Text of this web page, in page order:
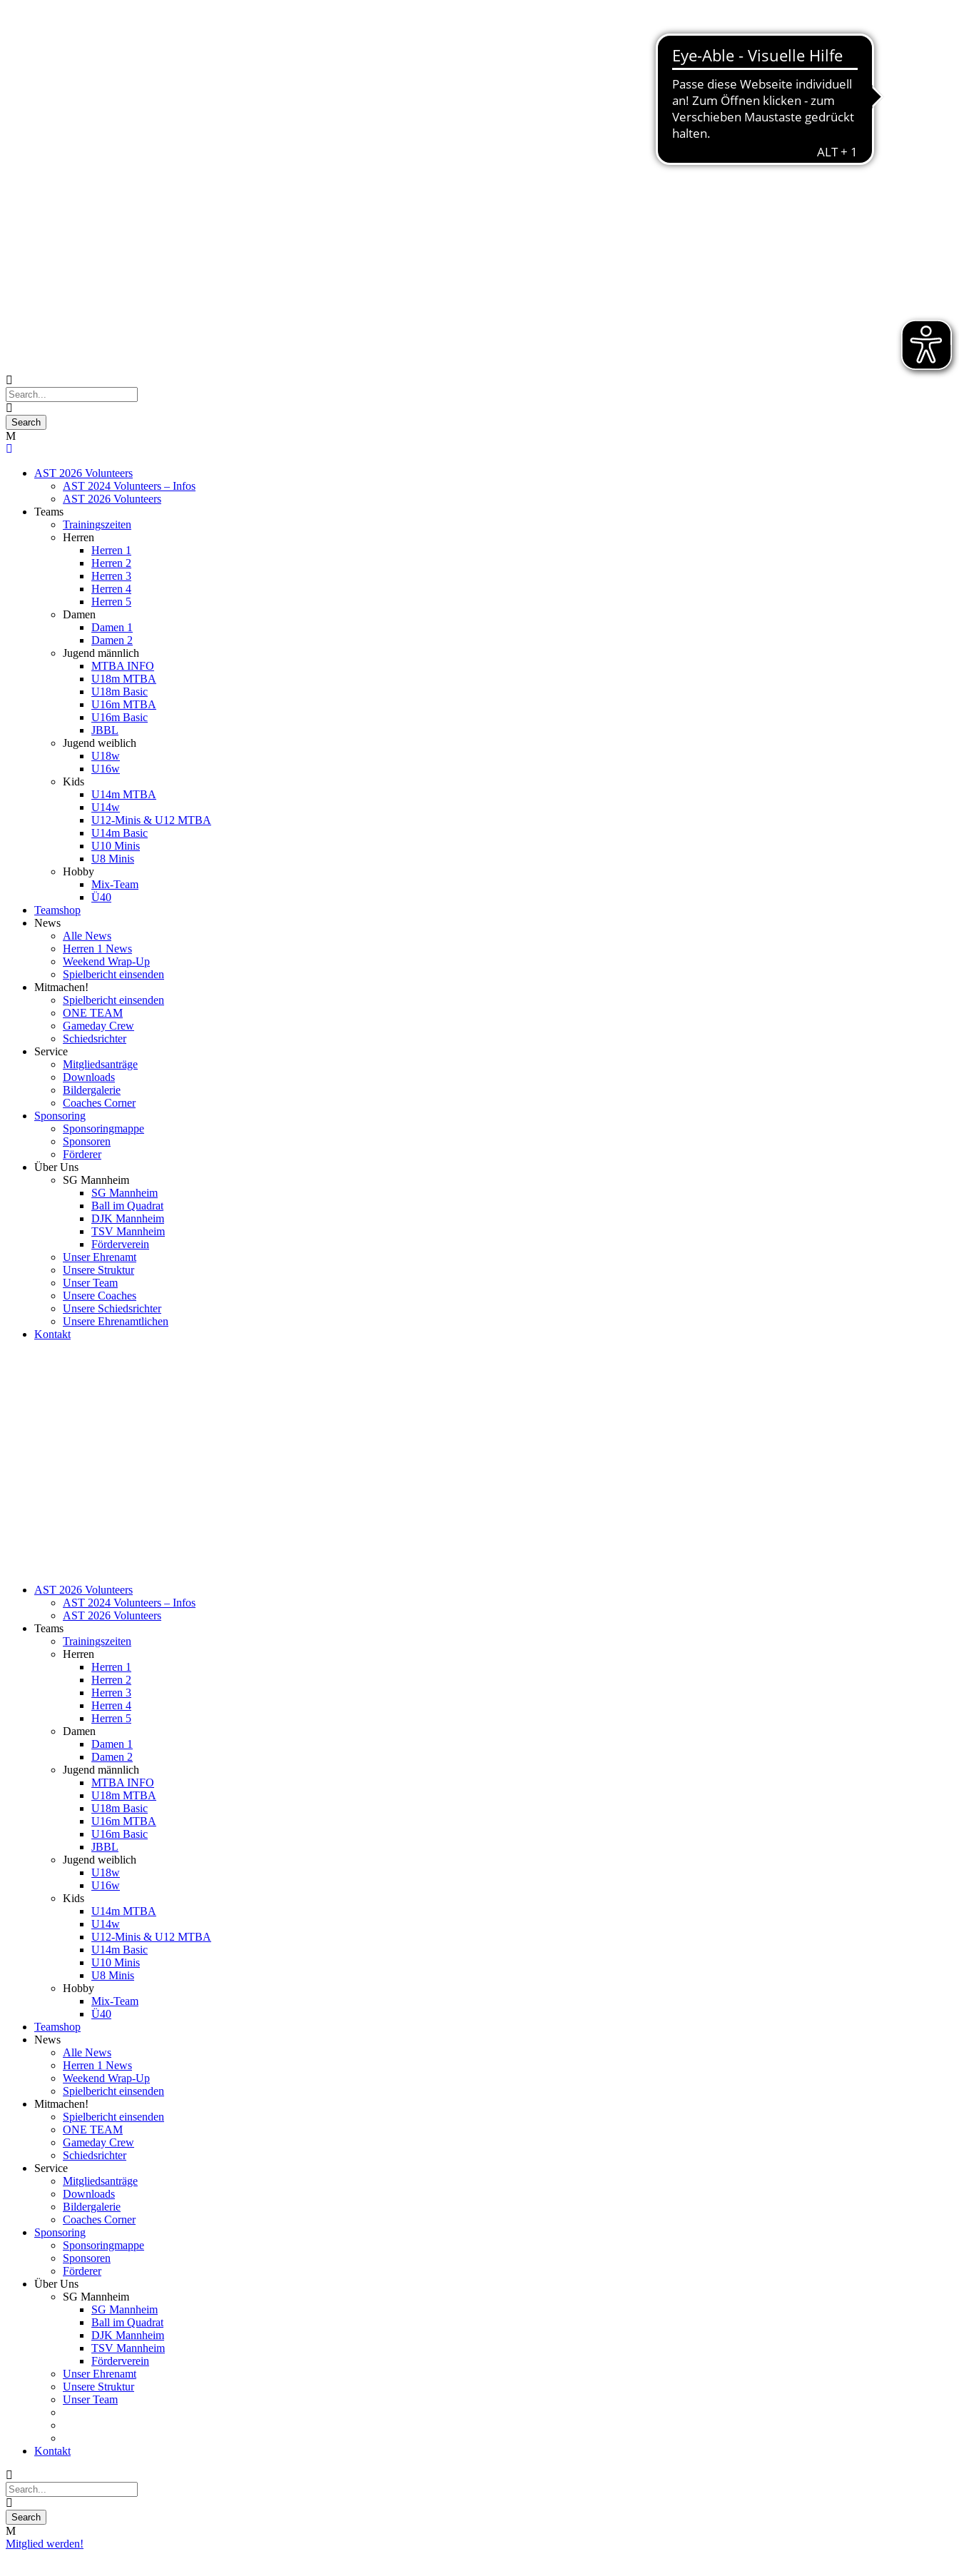
AST 2026 Volunteers
AST 2024 Volunteers – Infos
AST 2026 Volunteers
Teams
Trainingszeiten
Herren
Herren 1
Herren 2
Herren 3
Herren 4
Herren 5
Damen
Damen 1
Damen 2
Jugend männlich
MTBA INFO
U18m MTBA
U18m Basic
U16m MTBA
U16m Basic
JBBL
Jugend weiblich
U18w
U16w
Kids
U14m MTBA
U14w
U12-Minis & U12 MTBA
U14m Basic
U10 Minis
U8 Minis
Hobby
Mix-Team
Ü40
Teamshop
News
Alle News
Herren 1 News
Weekend Wrap-Up
Spielbericht einsenden
Mitmachen!
Spielbericht einsenden
ONE TEAM
Gameday Crew
Schiedsrichter
Service
Mitgliedsanträge
Downloads
Bildergalerie
Coaches Corner
Sponsoring
Sponsoringmappe
Sponsoren
Förderer
Über Uns
SG Mannheim
SG Mannheim
Ball im Quadrat
DJK Mannheim
TSV Mannheim
Förderverein
Unser Ehrenamt
Unsere Struktur
Unser Team
Unsere Coaches
Unsere Schiedsrichter
Unsere Ehrenamtlichen
Kontakt
AST 2026 Volunteers
AST 2024 Volunteers – Infos
AST 2026 Volunteers
Teams
Trainingszeiten
Herren
Herren 1
Herren 2
Herren 3
Herren 4
Herren 5
Damen
Damen 1
Damen 2
Jugend männlich
MTBA INFO
U18m MTBA
U18m Basic
U16m MTBA
U16m Basic
JBBL
Jugend weiblich
U18w
U16w
Kids
U14m MTBA
U14w
U12-Minis & U12 MTBA
U14m Basic
U10 Minis
U8 Minis
Hobby
Mix-Team
Ü40
Teamshop
News
Alle News
Herren 1 News
Weekend Wrap-Up
Spielbericht einsenden
Mitmachen!
Spielbericht einsenden
ONE TEAM
Gameday Crew
Schiedsrichter
Service
Mitgliedsanträge
Downloads
Bildergalerie
Coaches Corner
Sponsoring
Sponsoringmappe
Sponsoren
Förderer
Über Uns
SG Mannheim
SG Mannheim
Ball im Quadrat
DJK Mannheim
TSV Mannheim
Förderverein
Unser Ehrenamt
Unsere Struktur
Unser Team
Kontakt
Mitglied werden!